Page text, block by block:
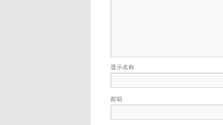
显示名称
邮箱